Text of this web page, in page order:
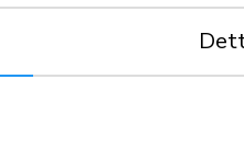
450 - 600 mm